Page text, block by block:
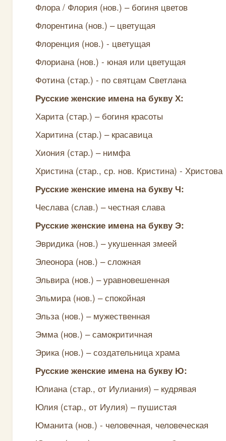
Флора / Флория (нов.) – богиня цветов
Флорентина (нов.) – цветущая
Флоренция (нов.) - цветущая
Флориана (нов.) - юная или цветущая
Фотина (стар.) - по святцам Светлана
Русские женские имена на букву Х:
Харита (стар.) – богиня красоты
Харитина (стар.) – красавица
Хиония (стар.) – нимфа
Христина (стар., ср. нов. Кристина) - Христова
Русские женские имена на букву Ч:
Чеслава (слав.) – честная слава
Русские женские имена на букву Э:
Эвридика (нов.) – укушенная змеей
Элеонора (нов.) – сложная
Эльвира (нов.) – уравновешенная
Эльмира (нов.) – спокойная
Эльза (нов.) – мужественная
Эмма (нов.) – самокритичная
Эрика (нов.) – создательница храма
Русские женские имена на букву Ю:
Юлиана (стар., от Иулиания) – кудрявая
Юлия (стар., от Иулия) – пушистая
Юманита (нов.) - человечная, человеческая